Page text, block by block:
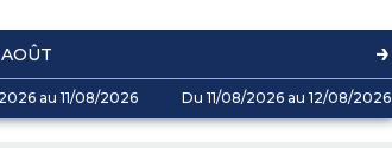
AOÛT
au 11/08/2026 Du 11/08/2026 au 12/08/2026